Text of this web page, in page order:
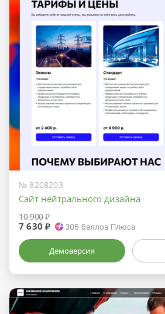
№ 8208203
Сайт нейтрального дизайна
10 900 ₽
7 630 ₽ 305 баллов Плюса
Демоверсия